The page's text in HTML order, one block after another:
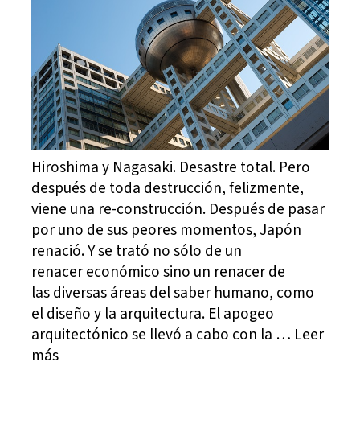
Hiroshima y Nagasaki. Desastre total. Pero
después de toda destrucción, felizmente,
viene una re-construcción. Después de pasar
por uno de sus peores momentos, Japón
renació. Y se trató no sólo de un
renacer económico sino un renacer de
las diversas áreas del saber humano, como
el diseño y la arquitectura. El apogeo
arquitectónico se llevó a cabo con la … Leer
más